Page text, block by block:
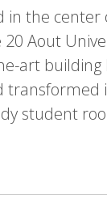
in the
Aout
art building
transformed
student